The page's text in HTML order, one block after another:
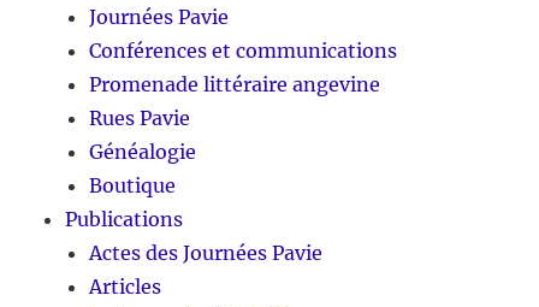
Journées Pavie
Conférences et communications
Promenade littéraire angevine
Rues Pavie
Généalogie
Boutique
Publications
Actes des Journées Pavie
Articles